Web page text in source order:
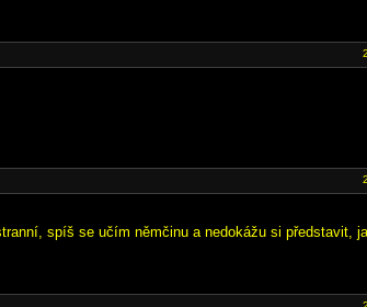
spíš se učím němčinu a nedokážu si představit,